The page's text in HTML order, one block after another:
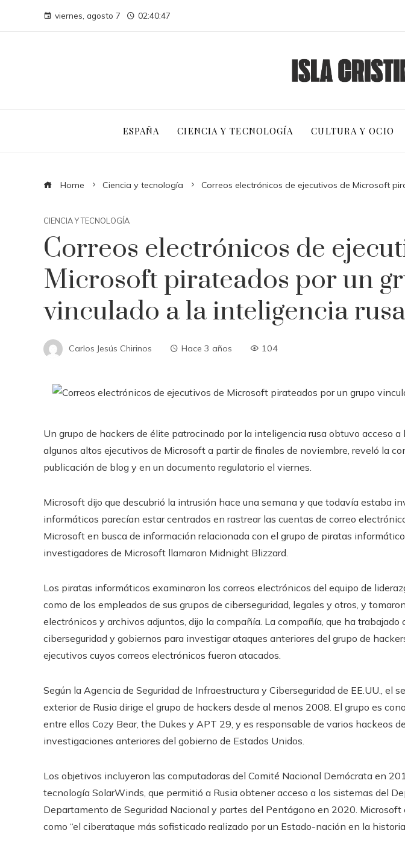
viernes, agosto 7 02:40:47
ESPAÑA CIENCIA Y TECNOLOGÍA CULTURA Y OCIO
Home Ciencia y tecnología Correos electrónicos de ejecutivos de Microsoft
CIENCIA Y TECNOLOGÍA
Correos electrónicos de
Microsoft pirateados por un
vinculado a la inteligencia rusa
Carlos Jesús Chirinos Hace 3 años 104
Un grupo de hackers de élite patrocinado por la inteligencia rusa obtuvo acceso a
algunos altos ejecutivos de Microsoft a partir de finales de noviembre, reveló la
publicación de blog y en un documento regulatorio el viernes.
Microsoft dijo que descubrió la intrusión hace una semana y que todavía estaba
informáticos parecían estar centrados en rastrear las cuentas de correo
Microsoft en busca de información relacionada con el grupo de piratas
investigadores de Microsoft llamaron Midnight Blizzard.
Los piratas informáticos examinaron los correos electrónicos del equipo de
como de los empleados de sus grupos de ciberseguridad, legales y otros, y
electrónicos y archivos adjuntos, dijo la compañía. La compañía, que ha trabajado
ciberseguridad y gobiernos para investigar ataques anteriores del grupo de
ejecutivos cuyos correos electrónicos fueron atacados.
Según la Agencia de Seguridad de Infraestructura y Ciberseguridad de EE.UU., el
exterior de Rusia dirige el grupo de hackers desde al menos 2008. El grupo es
entre ellos Cozy Bear, the Dukes y APT 29, y es responsable de varios hackeos
investigaciones anteriores del gobierno de Estados Unidos.
Los objetivos incluyeron las computadoras del Comité Nacional Demócrata en
tecnología SolarWinds, que permitió a Rusia obtener acceso a los sistemas del
Departamento de Seguridad Nacional y partes del Pentágono en 2020.
como “el ciberataque más sofisticado realizado por un Estado-nación en la